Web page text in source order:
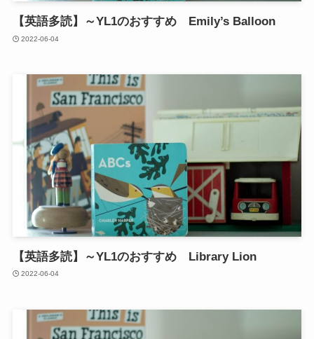
【英語多読】～YL1のおすすめ Emily’s Balloon
2022-06-04
【英語多読】～YL1のおすすめ Library Lion
2022-06-04